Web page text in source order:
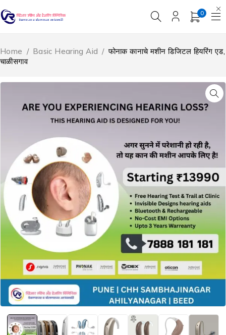
0
Home / Basic Hearing Aid / फोनाक कानाचे मशीन डिजिटल हियरिंग एड,
चाळीसगाव